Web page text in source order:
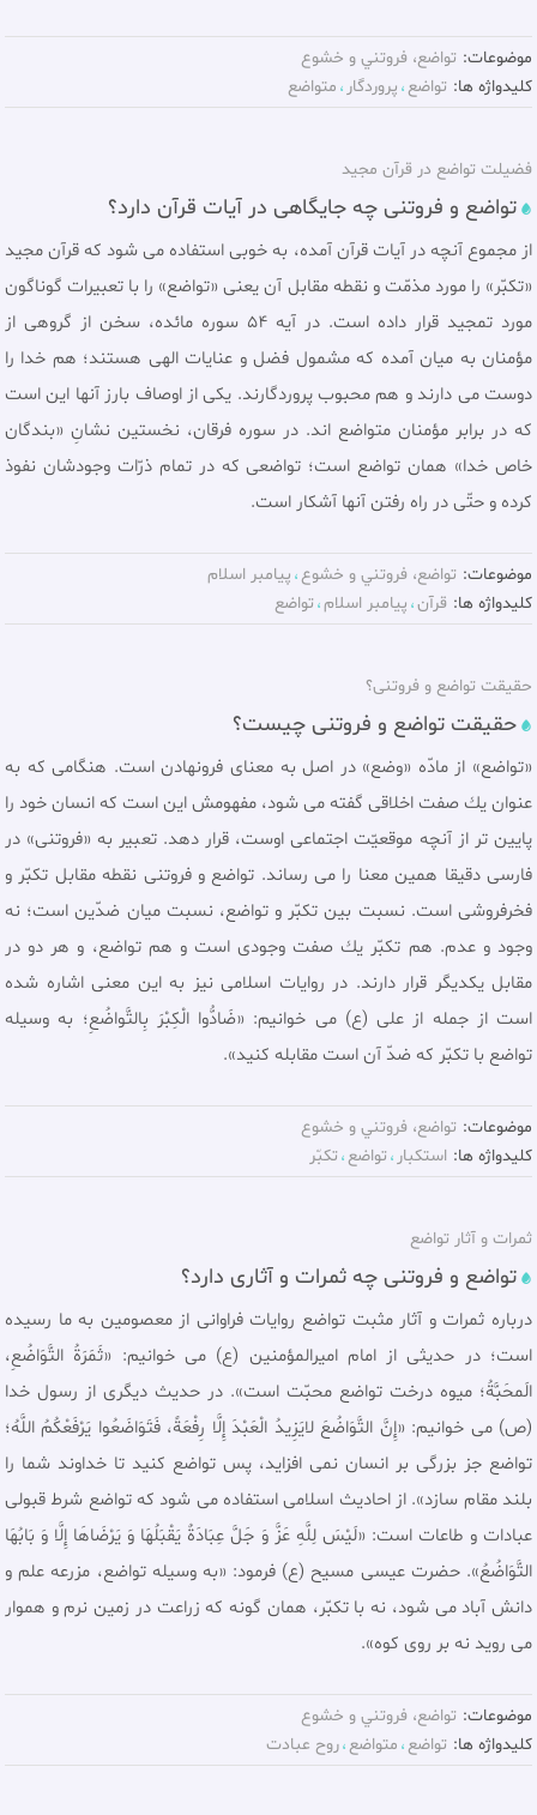
موضوعات: تواضع، فروتني و خشوع
کلیدواژه ها: تواضع پروردگار متواضع
فضیلت تواضع در قرآن مجید
تواضع و فروتنى چه جايگاهی در آيات قرآن دارد؟
از مجموع آنچه در آيات قرآن آمده، به خوبى استفاده مى شود كه قرآن مجيد
«تكبّر» را مورد مذمّت و نقطه مقابل آن يعنى «تواضع» را با تعبيرات گوناگون
مورد تمجيد قرار داده است. در آیه ۵۴ سوره مائده، سخن از گروهى از
مؤمنان به ميان آمده كه مشمول فضل و عنايات الهى هستند؛ هم خدا را
دوست مى دارند و هم محبوب پروردگارند. يكى از اوصاف بارز آنها اين است
كه در برابر مؤمنان متواضع اند. در سوره فرقان، نخستين نشانِ «بندگان
خاص خدا» همان تواضع است؛ تواضعى كه در تمام ذرّات وجودشان نفوذ
كرده و حتّى در راه رفتن آنها آشكار است.
موضوعات: تواضع، فروتني و خشوع پيامبر اسلام
کلیدواژه ها: قرآن پيامبر اسلام تواضع
حقيقت تواضع و فروتنى‏؟
حقيقت تواضع و فروتنى چيست؟
«تواضع» از مادّه «وضع» در اصل به معناى فرونهادن است. هنگامى كه به
عنوان يك صفت اخلاقى گفته مى شود، مفهومش اين است كه انسان خود را
پايين تر از آنچه موقعيّت اجتماعى اوست، قرار دهد. تعبير به «فروتنى» در
فارسى دقيقا همين معنا را مى رساند. تواضع و فروتنى نقطه مقابل تكبّر و
فخرفروشى است. نسبت بين تكبّر و تواضع، نسبت ميان ضدّين است؛ نه
وجود و عدم. هم تكبّر يك صفت وجودى است و هم تواضع، و هر دو در
مقابل يكديگر قرار دارند. در روايات اسلامى نيز به اين معنى اشاره شده
است از جمله از على (ع) مى خوانيم: «ضَادُّوا الْكِبْرَ بِالتَّواضُعِ؛ به وسيله
تواضع با تكبّر كه ضدّ آن است مقابله کنيد».
موضوعات: تواضع، فروتني و خشوع
کلیدواژه ها: استکبار تواضع تكبّر
ثمرات و آثار تواضع
تواضع و فروتنی چه ثمرات و آثاری دارد؟
درباره ثمرات و آثار مثبت تواضع روايات فراوانى از معصومين به ما رسيده
است؛ در حديثى از امام اميرالمؤمنين (ع) مى خوانيم: «ثَمَرَةُ التَّوَاضُعِ،
الَمحَبَّةُ؛ ميوه درخت تواضع محبّت است‏». در حديث ديگرى از رسول خدا
(ص) مى خوانيم: «إِنَّ التَّوَاضُعَ لايَزِيدُ الْعَبْدَ إِلَّا رِفْعَةً، فَتَوَاضَعُوا يَرْفَعْكُمُ اللَّهُ؛
تواضع جز بزرگى بر انسان نمى افزايد، پس تواضع كنيد تا خداوند شما را
بلند مقام سازد». از احاديث اسلامى استفاده مى شود كه تواضع شرط قبولى
عبادات و طاعات است: «لَيْسَ لِلَّهِ عَزَّ وَ جَلَّ عِبَادَةٌ يَقْبَلُهَا وَ يَرْضَاهَا إِلَّا وَ بَابُهَا
التَّوَاضُعُ». حضرت عیسی مسیح (ع) فرمود: «به وسيله تواضع، مزرعه علم و
دانش آباد مى شود، نه با تكبّر، همان گونه كه زراعت در زمين نرم و هموار
مى رويد نه بر روى كوه».
موضوعات: تواضع، فروتني و خشوع
کلیدواژه ها: تواضع متواضع روح عبادت